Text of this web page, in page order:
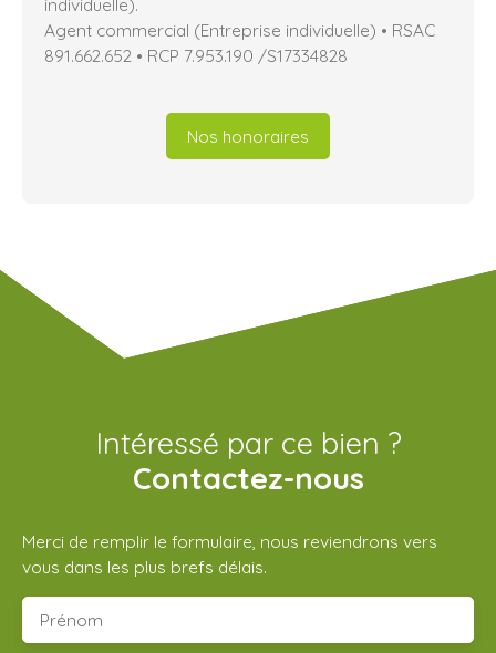
individuelle).
Agent commercial (Entreprise individuelle) • RSAC
891.662.652 • RCP 7.953.190 /S17334828
Nos honoraires
Intéressé par ce bien ?
Contactez-nous
Merci de remplir le formulaire, nous reviendrons vers
vous dans les plus brefs délais.
Prénom